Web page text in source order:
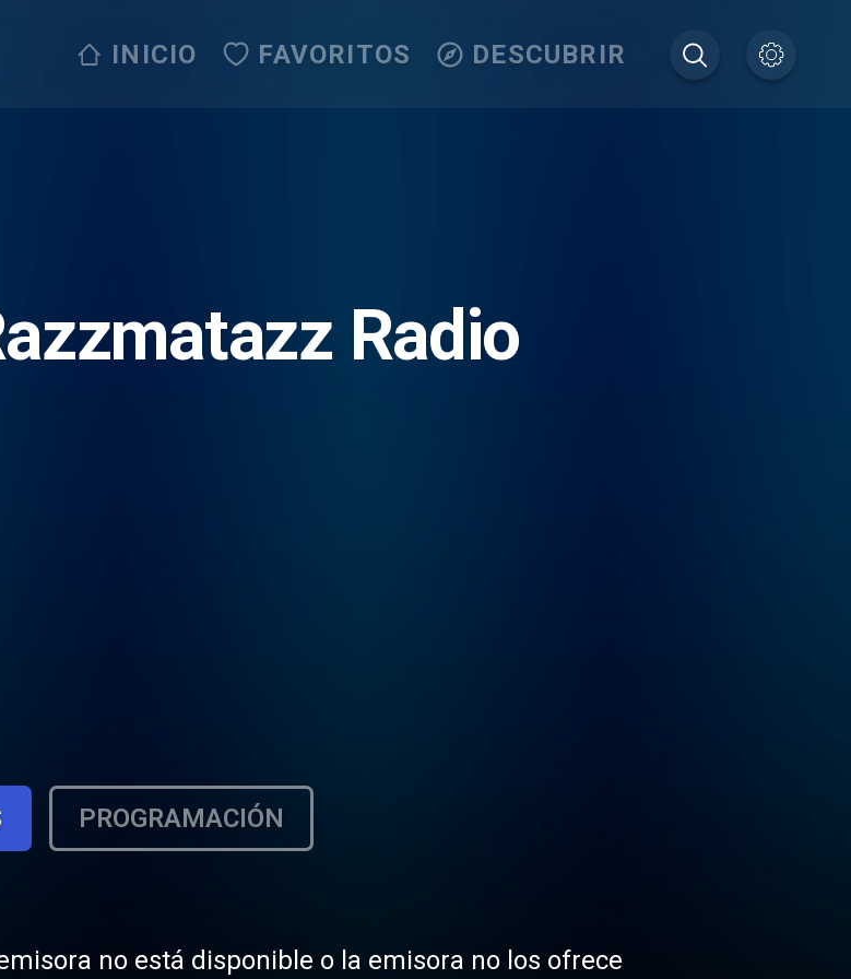
INICIO FAVORITOS DESCUBRIR
Radio
PROGRAMACIÓN
no está disponible o la emisora no los ofrece